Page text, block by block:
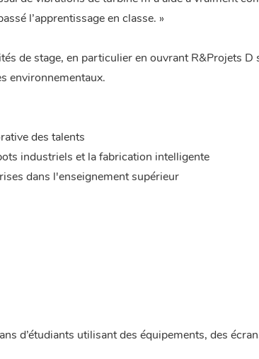
l’apprentissage en classe. »
de stage, en particulier en ouvrant R&Projets D
environnementaux.
des talents
industriels et la fabrication intelligente
dans l'enseignement supérieur
d’étudiants utilisant des équipements, des